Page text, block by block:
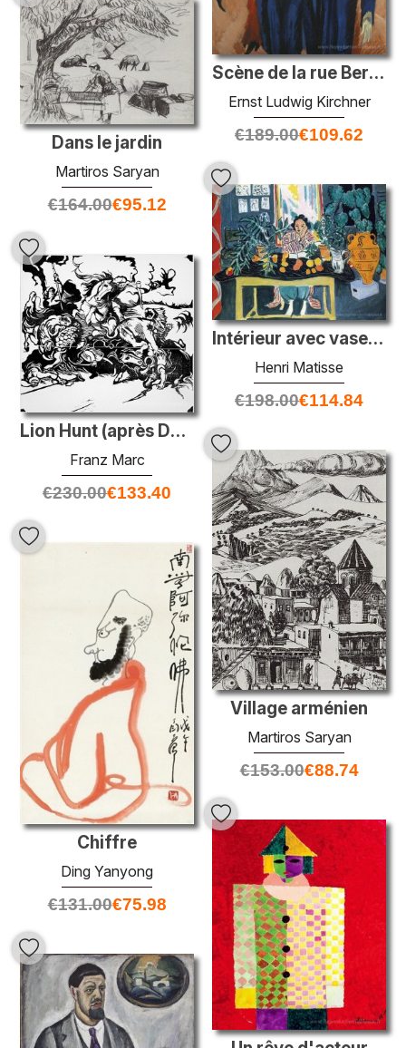
Scène de la rue Berlin
Ernst Ludwig Kirchner
€189.00€109.62
Dans le jardin
Martiros Saryan
€164.00€95.12
Intérieur avec vase étrusque
Henri Matisse
€198.00€114.84
Lion Hunt (après Delacroix)
Franz Marc
€230.00€133.40
Village arménien
Martiros Saryan
€153.00€88.74
Chiffre
Ding Yanyong
€131.00€75.98